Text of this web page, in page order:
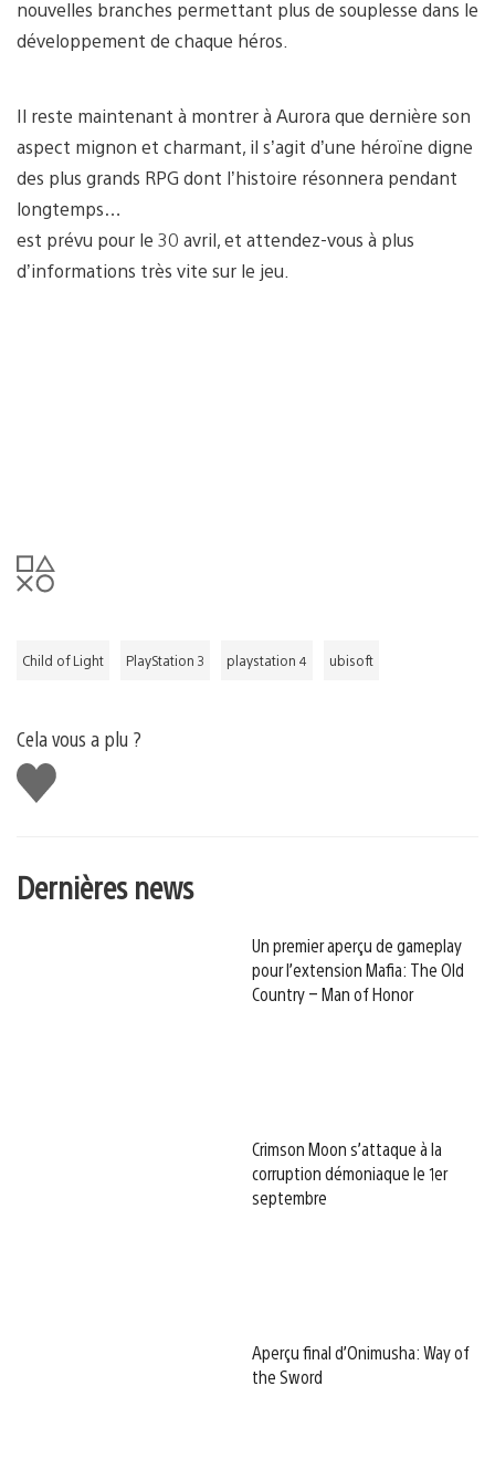
nouvelles branches permettant plus de souplesse dans le
développement de chaque héros.
Il reste maintenant à montrer à Aurora que dernière son
aspect mignon et charmant, il s’agit d’une héroïne digne
des plus grands RPG dont l’histoire résonnera pendant
longtemps…
est prévu pour le 30 avril, et attendez-vous à plus
d’informations très vite sur le jeu.
Child of Light PlayStation 3 playstation 4 ubisoft
Cela vous a plu ?
J'aime
Dernières news
Un premier aperçu de gameplay
pour l’extension Mafia: The Old
Country – Man of Honor
Crimson Moon s’attaque à la
corruption démoniaque le 1er
septembre
Aperçu final d’Onimusha: Way of
the Sword